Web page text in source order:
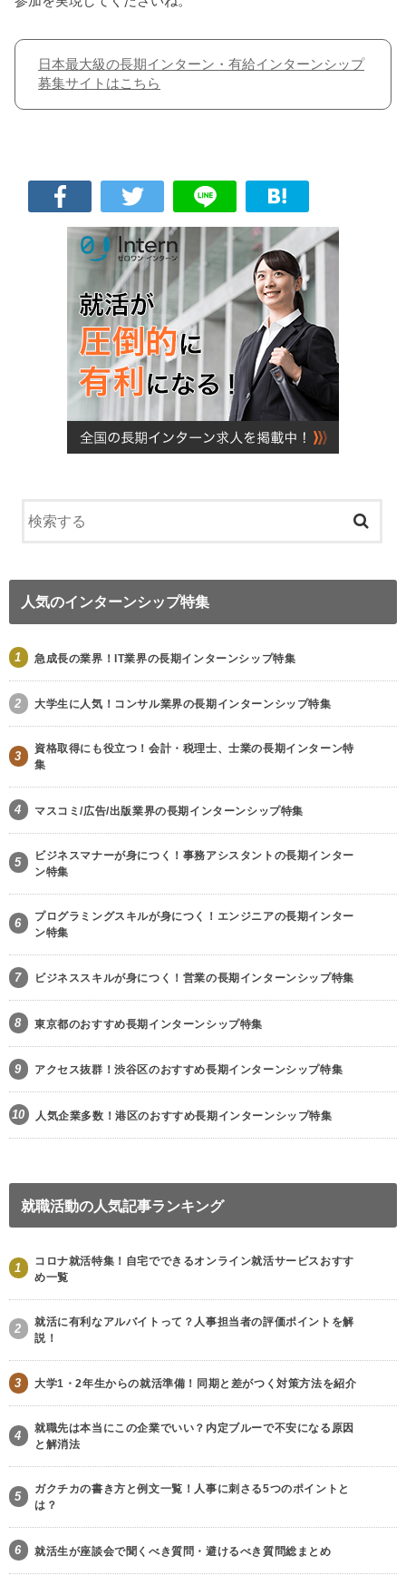
日本最大級の長期インターン・有給インターンシップ
募集サイトはこちら
人気のインターンシップ特集
1 急成長の業界！IT業界の長期インターンシップ特集
2 大学生に人気！コンサル業界の長期インターンシップ特集
3
資格取得にも役立つ！会計・税理士、士業の長期インターン特
集
4 マスコミ/広告/出版業界の長期インターンシップ特集
5
ビジネスマナーが身につく！事務アシスタントの長期インター
ン特集
6
プログラミングスキルが身につく！エンジニアの長期インター
ン特集
7 ビジネススキルが身につく！営業の長期インターンシップ特集
8 東京都のおすすめ長期インターンシップ特集
9 アクセス抜群！渋谷区のおすすめ長期インターンシップ特集
10 人気企業多数！港区のおすすめ長期インターンシップ特集
就職活動の人気記事ランキング
1
コロナ就活特集！自宅でできるオンライン就活サービスおすす
め一覧
2
就活に有利なアルバイトって？人事担当者の評価ポイントを解
説！
3 大学1・2年生からの就活準備！同期と差がつく対策方法を紹介
4
就職先は本当にこの企業でいい？内定ブルーで不安になる原因
と解消法
5
ガクチカの書き方と例文一覧！人事に刺さる5つのポイントと
は？
6 就活生が座談会で聞くべき質問・避けるべき質問総まとめ